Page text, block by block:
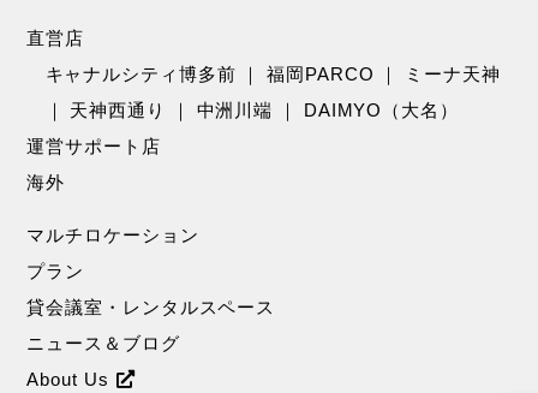
直営店
キャナルシティ博多前 ｜福岡PARCO ｜
ミーナ天神
｜ 天神西通り ｜ 中洲川端 ｜ DAIMYO（大名）
運営サポート店
海外
マルチロケーション
プラン
貸会議室・レンタルスペース
ニュース＆ブログ
About Us